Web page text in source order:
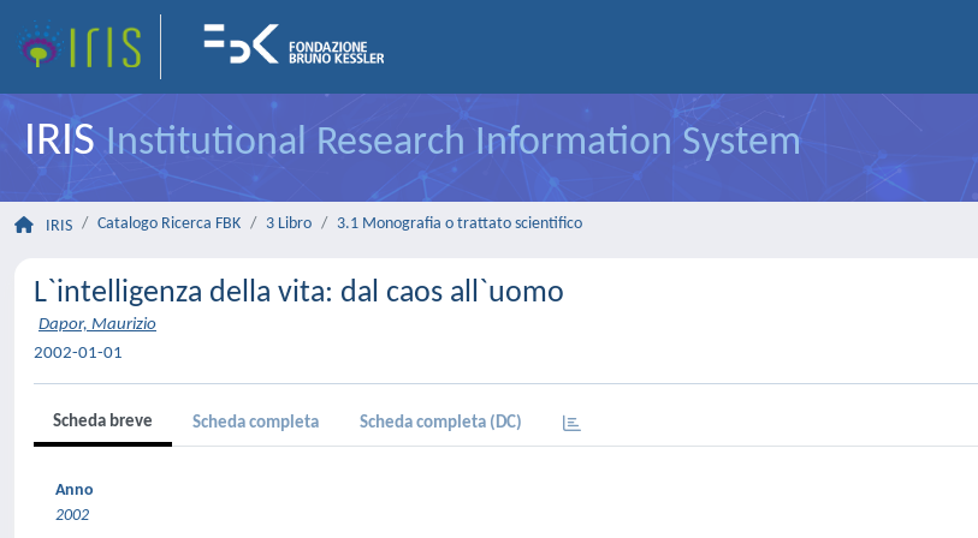
IRISInstitutional Research Information System
IRIS Catalogo Ricerca FBK 3 Libro 3.1 Monografia o trattato scientifico
L`intelligenza della vita: dal caos all`uomo
Dapor, Maurizio
2002-01-01
Scheda breve Scheda completa Scheda completa (DC)
Anno
2002